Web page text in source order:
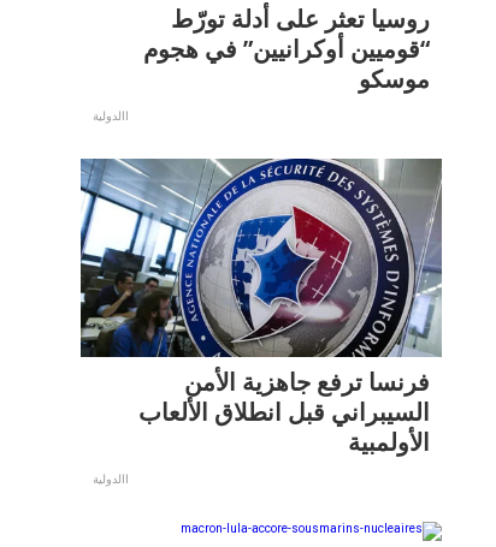
روسيا تعثر على أدلة تورّط
“قوميين أوكرانيين” في هجوم
موسكو
االدولية
فرنسا ترفع جاهزية الأمن
السيبراني قبل انطلاق الألعاب
الأولمبية
االدولية